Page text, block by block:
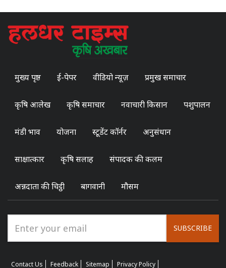
मुख्य पृष्ठ ई-पेपर वीडियो न्यूज़ प्रमुख समाचार
कृषि आलेख कृषि समाचार नवाचारी किसान पशुपालन
मंडी भाव योजना स्टूडेंट कॉर्नर अनुसंधान
साक्षात्कार कृषि सलाह संपादक की कलम
अन्नदाता की चिट्ठी बागवानी मौसम
SUBSCRIBE
Contact Us Feedback Sitemap Privacy Policy